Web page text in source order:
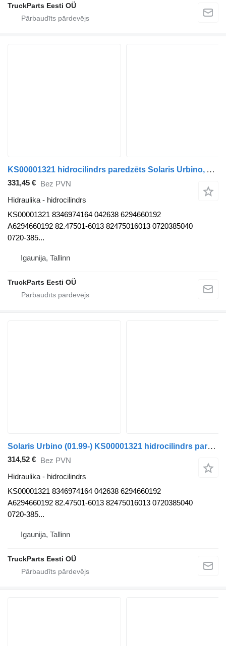
TruckParts Eesti OÜ
KS00001321 hidrocilindrs paredzēts Solaris Urbino, Alpino, Vacanza (1999-) autobusa
331,45 € Bez PVN
Hidraulika - hidrocilindrs
KS00001321 8346974164 042638 6294660192
A6294660192 82.47501-6013 82475016013 0720385040
0720-385...
Igaunija, Tallinn
TruckParts Eesti OÜ
Solaris Urbino (01.99-) KS00001321 hidrocilindrs paredzēts Solaris Urbino, Alpino, Vacanza (1999-) autobusa
314,52 € Bez PVN
Hidraulika - hidrocilindrs
KS00001321 8346974164 042638 6294660192
A6294660192 82.47501-6013 82475016013 0720385040
0720-385...
Igaunija, Tallinn
TruckParts Eesti OÜ